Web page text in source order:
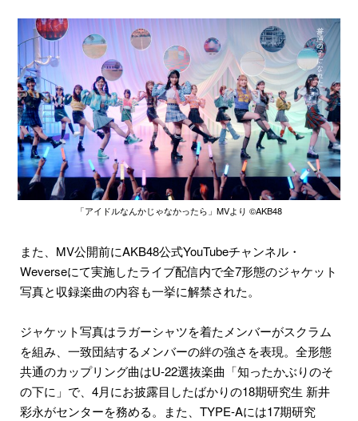
「アイドルなんかじゃなかったら」MVより ©︎AKB48
また、MV公開前にAKB48公式YouTubeチャンネル・
Weverseにて実施したライブ配信内で全7形態のジャケット
写真と収録楽曲の内容も一挙に解禁された。
ジャケット写真はラガーシャツを着たメンバーがスクラム
を組み、一致団結するメンバーの絆の強さを表現。全形態
共通のカップリング曲はU-22選抜楽曲「知ったかぶりのそ
の下に」で、4月にお披露目したばかりの18期研究生 新井
彩永がセンターを務める。また、TYPE-Aには17期研究